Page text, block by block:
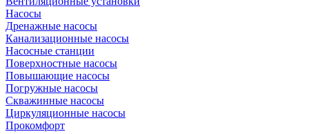
Насосы
Дренажные насосы
Канализационные насосы
Насосные станции
Поверхностные насосы
Повышающие насосы
Погружные насосы
Скважинные насосы
Циркуляционные насосы
Прокомфорт